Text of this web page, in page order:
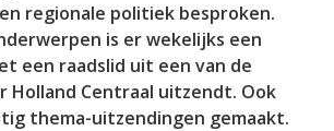
regionale politiek besproken.
is er wekelijks een
een raadslid uit een van de
Holland Centraal uitzendt. Ook
thema-uitzendingen gemaakt.